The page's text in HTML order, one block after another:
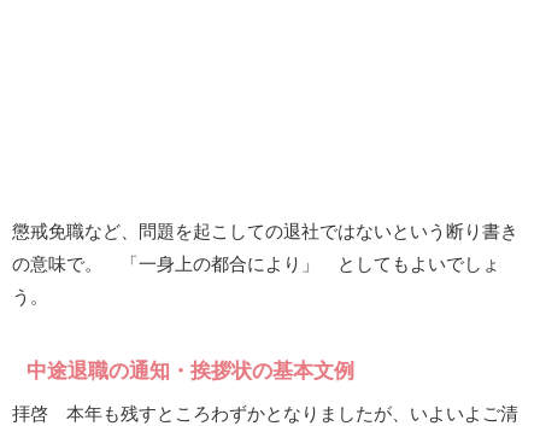
懲戒免職など、問題を起こしての退社ではないという断り書き
の意味で。 「一身上の都合により」 としてもよいでしょ
う。
中途退職の通知・挨拶状の基本文例
拝啓 本年も残すところわずかとなりましたが、いよいよご清